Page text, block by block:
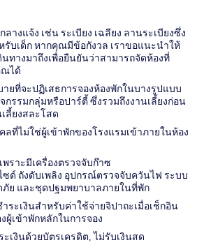
างแจ้ง เช่น ระเบียง เฉลียง ลานระเบียงซึ่ง
รับเด็ก หากคุณมีข้อกังวล เราขอแนะนำให้
ทางมาถึงเพื่อยืนยันว่าสามารถจัดห้องที่
ณได้
ยที่จะปฏิเสธการจองห้องพักในบางรูปแบบ
กรรมกลุ่มหรือปาร์ตี้ ซึ่งรวมถึงงานเลี้ยงก่อน
ลี้ยงสละโสด
ที่ไม่ใช่ผู้เข้าพักของโรงแรมเข้าภายในห้อง
พราะมีเครื่องตรวจจับก๊าซ
ด์ ถังดับเพลิง อุปกรณ์ตรวจจับควันไฟ ระบบ
ย และชุดปฐมพยาบาลภายในที่พัก
ระเงินสำหรับค่าใช้จ่ายจิปาถะเมื่อเช็กอิน
ผู้เข้าพักหลักในการจอง
เงินด้วยบัตรเครดิต, ไม่รับเงินสด